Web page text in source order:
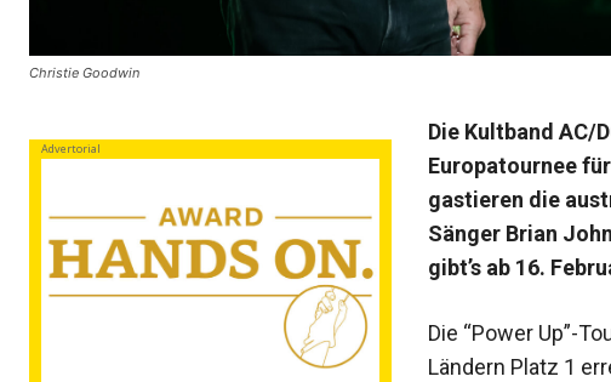
Christie Goodwin
Advertorial
Die Kultband AC/
Europatournee
gastieren die
Sänger Brian
gibt’s ab 16.
Die “Power Up”-
Ländern Platz 1